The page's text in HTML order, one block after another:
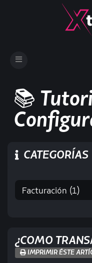
Toggle
📚
CATEGORÍAS
¿COMO
IMPRIMIR ÉSTE